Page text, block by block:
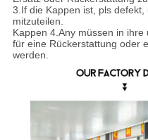
3.If die Kappen ist, pls
mitzuteilen.
Kappen 4.Any müssen in
für eine Rückerstattung oder
werden.